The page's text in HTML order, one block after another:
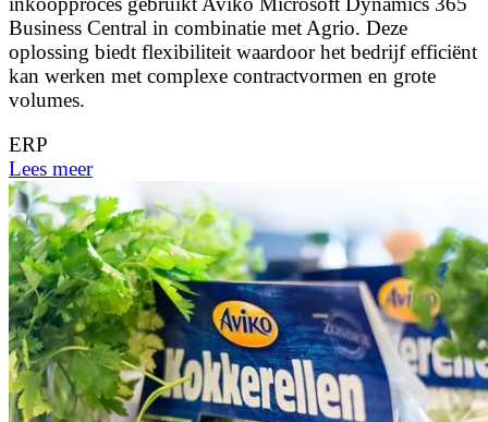
Business Central in combinatie met Agrio. Deze
oplossing biedt flexibiliteit waardoor het bedrijf efficiënt
kan werken met complexe contractvormen en grote
volumes.
ERP
Lees meer